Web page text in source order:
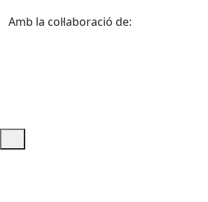
Amb la col·laboració de: